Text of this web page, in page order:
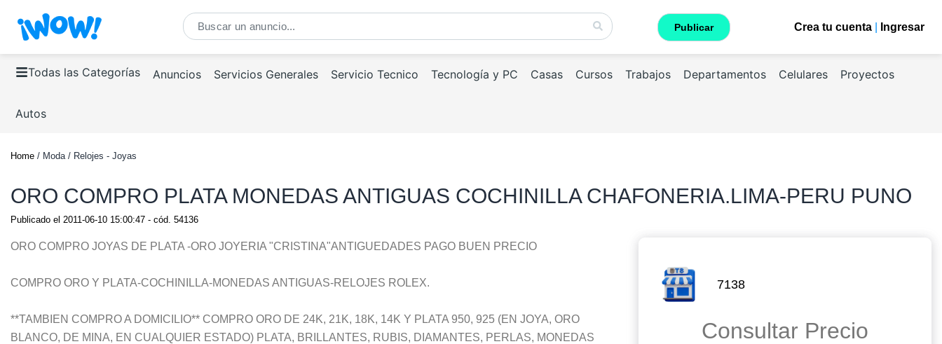
Publicar Crea tu cuenta| Ingresar
Todas las Categorías Anuncios Servicios Generales Servicio Tecnico Tecnología y PC Casas Cursos Trabajos Departamentos Celulares Proyectos
Autos
Home / Moda / Relojes - Joyas
ORO COMPRO PLATA MONEDAS ANTIGUAS COCHINILLA CHAFONERIA.LIMA-PERU PUNO
Publicado el 2011-06-10 15:00:47 - cód. 54136
ORO COMPRO JOYAS DE PLATA -ORO JOYERIA "CRISTINA"ANTIGUEDADES PAGO BUEN PRECIO
COMPRO ORO Y PLATA-COCHINILLA-MONEDAS ANTIGUAS-RELOJES ROLEX.
**TAMBIEN COMPRO A DOMICILIO** COMPRO ORO DE 24K, 21K, 18K, 14K Y PLATA 950, 925 (EN JOYA, ORO
BLANCO, DE MINA, EN CUALQUIER ESTADO) PLATA, BRILLANTES, RUBIS, DIAMANTES, PERLAS, MONEDAS
7138
Consultar Precio